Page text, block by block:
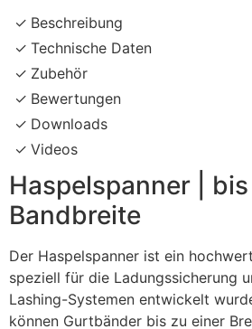
Beschreibung
Technische Daten
Zubehör
Bewertungen
Downloads
Videos
Haspelspanner |
Bandbreite
Der Haspelspanner ist ein
speziell für die Ladungssicherung
Lashing-Systemen entwickelt
können Gurtbänder bis zu einer